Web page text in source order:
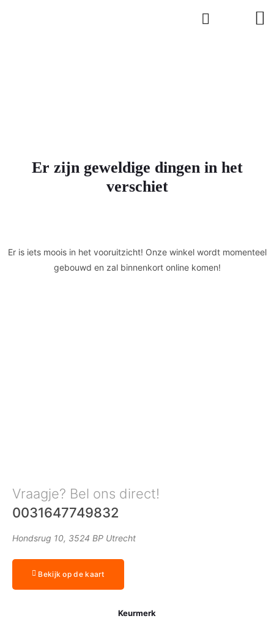
Er zijn geweldige dingen in het
verschiet
Er is iets moois in het vooruitzicht! Onze winkel wordt momenteel
gebouwd en zal binnenkort online komen!
Vraagje? Bel ons direct!
0031647749832
Hondsrug 10, 3524 BP Utrecht
Bekijk op de kaart
Keurmerk